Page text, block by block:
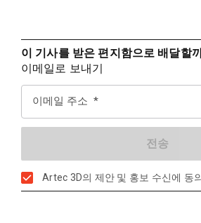
이 기사를 받은 편지함으로 배달할
이메일로 보내기
이메일 주소
Artec 3D의 제안 및 홍보 수신에 동